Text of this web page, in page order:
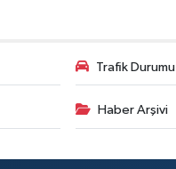
Trafik Durumu
Haber Arşivi